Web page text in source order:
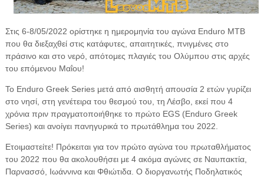
Στις 6-8/05/2022 ορίστηκε η ημερομηνία του αγώνα Enduro MTB
που θα διεξαχθεί στις κατάφυτες, απαιτητικές, πνιγμένες στο
πράσινο και στο νερό, απότομες πλαγιές του Ολύμπου στις αρχές
του επόμενου Μαΐου!
Το Enduro Greek Series μετά από αισθητή απουσία 2 ετών γυρίζει
στο νησί, στη γενέτειρα του θεσμού του, τη Λέσβο, εκεί που 4
χρόνια πριν πραγματοποιήθηκε το πρώτο EGS (Enduro Greek
Series) και ανοίγει πανηγυρικά το πρωτάθλημα του 2022.
Ετοιμαστείτε! Πρόκειται για τον πρώτο αγώνα του πρωταθλήματος
του 2022 που θα ακολουθήσει με 4 ακόμα αγώνες σε Ναυπακτία,
Παρνασσό, Ιωάννινα και Φθιώτιδα. Ο διοργανωτής Ποδηλατικός